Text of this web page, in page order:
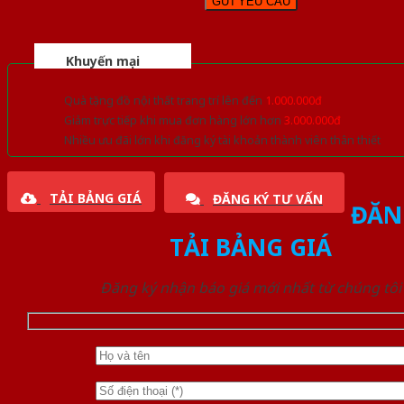
Khuyến mại
Quà tặng đồ nội thất trang trí lên đến 1.000.000đ
Giảm trực tiếp khi mua đơn hàng lớn hơn 3.000.000đ
Nhiều ưu đãi lớn khi đăng ký tài khoản thành viên thân thiết
TẢI BẢNG GIÁ ĐĂNG KÝ TƯ VẤN
TẢI BẢNG GIÁ
Đăng ký nhận báo giá mới nhất từ chúng tôi